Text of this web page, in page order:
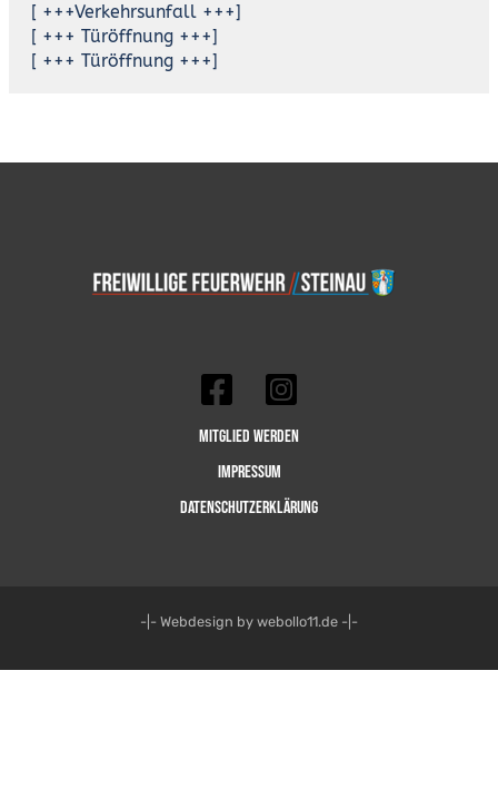
[ +++Verkehrsunfall +++]
[ +++ Türöffnung +++]
[ +++ Türöffnung +++]
Mitglied werden
Impressum
Datenschutzerklärung
-|- Webdesign by webollo11.de -|-